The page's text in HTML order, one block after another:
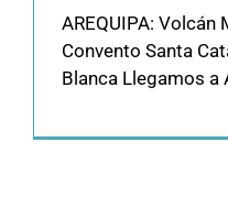
AREQUIPA: Volcán
Convento Santa
Blanca Llegamos a